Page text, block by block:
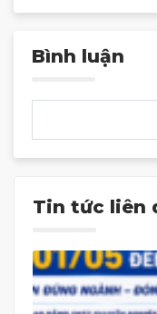
Bình luận
Tin tức liên